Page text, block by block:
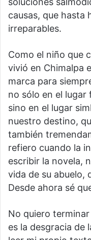
causas, que hasta
irreparables.
Como el niño que
vivió en Chimalpa
marca para
no sólo en el lugar
sino en el lugar
nuestro destino,
también
refiero cuando la
escribir la novela,
vida de su abuelo,
Desde ahora sé
No quiero
es la desgracia de